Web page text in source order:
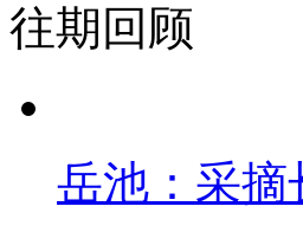
往期回顾
岳池：采摘